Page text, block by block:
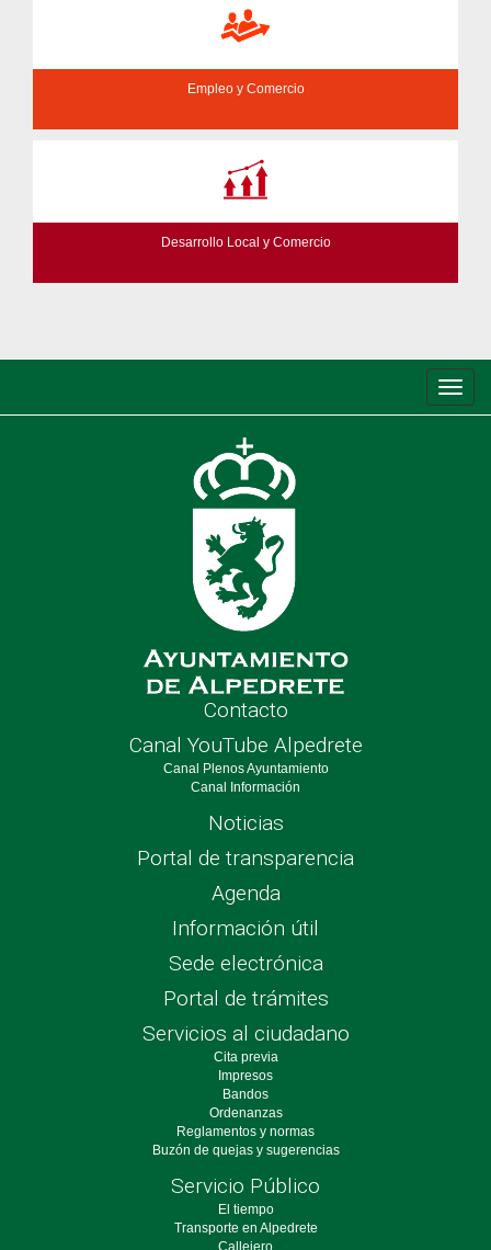
Empleo y Comercio
Desarrollo Local y Comercio
de
Contacto
Canal YouTube Alpedrete
Canal Plenos Ayuntamiento
Canal Información
Noticias
Portal de transparencia
Agenda
Información útil
Sede electrónica
Portal de trámites
Servicios al ciudadano
Cita previa
Impresos
Bandos
Ordenanzas
Reglamentos y normas
Buzón de quejas y sugerencias
Servicio Público
El tiempo
Transporte en Alpedrete
Callejero